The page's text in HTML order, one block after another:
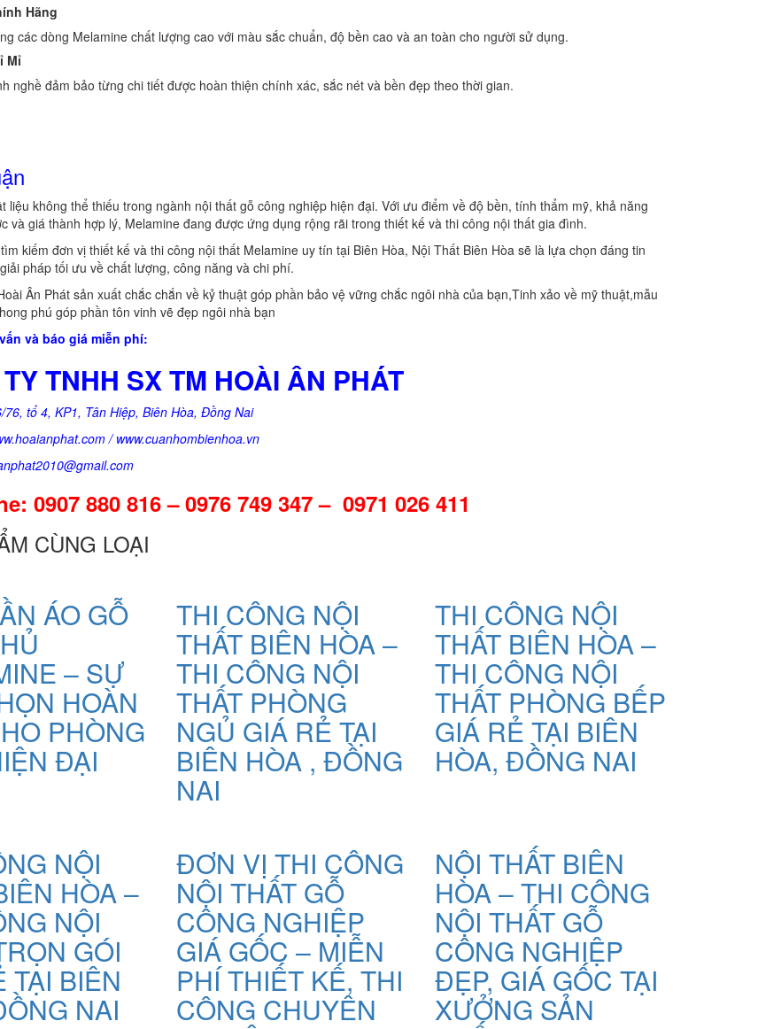
Hãng
các dòng Melamine chất lượng cao với màu sắc chuẩn, độ bền cao và an toàn cho người sử dụng.
Mỉ
nghề đảm bảo từng chi tiết được hoàn thiện chính xác, sắc nét và bền đẹp theo thời gian.
liệu không thể thiếu trong ngành nội thất gỗ công nghiệp hiện đại. Với ưu điểm về độ bền, tính thẩm mỹ, khả năng
và giá thành hợp lý, Melamine đang được ứng dụng rộng rãi trong thiết kế và thi công nội thất gia đình.
kiếm đơn vị thiết kế và thi công nội thất Melamine uy tín tại Biên Hòa, Nội Thất Biên Hòa sẽ là lựa chọn đáng tin
pháp tối ưu về chất lượng, công năng và chi phí.
Ân Phát sản xuất chắc chắn về kỷ thuật góp phần bảo vệ vững chắc ngôi nhà của bạn,Tinh xảo về mỹ thuật,mẫu
phú góp phần tôn vinh vẽ đẹp ngôi nhà bạn
và báo giá miễn phí:
TNHH SX TM HOÀI ÂN PHÁT
tổ 4, KP1, Tân Hiệp, Biên Hòa, Đồng Nai
/ www.cuanhombienhoa.vn
0907 880 816 – 0976 749 347 – 0971 026 411
CÙNG LOẠI
ÁO GỖ
– SỰ
HOÀN
PHÒNG
ĐẠI
THI CÔNG NỘI
THẤT BIÊN HÒA –
THI CÔNG NỘI
THẤT PHÒNG
NGỦ GIÁ RẺ TẠI
BIÊN HÒA , ĐỒNG
NAI
THI CÔNG NỘI
THẤT BIÊN HÒA –
THI CÔNG NỘI
THẤT PHÒNG BẾP
GIÁ RẺ TẠI BIÊN
HÒA, ĐỒNG NAI
NỘI
HÒA –
NỘI
GÓI
TẠI BIÊN
NAI
ĐƠN VỊ THI CÔNG
NỘI THẤT GỖ
CÔNG NGHIỆP
GIÁ GỐC – MIỄN
PHÍ THIẾT KẾ, THI
CÔNG CHUYÊN
NỘI THẤT BIÊN
HÒA – THI CÔNG
NỘI THẤT GỖ
CÔNG NGHIỆP
ĐẸP, GIÁ GỐC TẠI
XƯỞNG SẢN